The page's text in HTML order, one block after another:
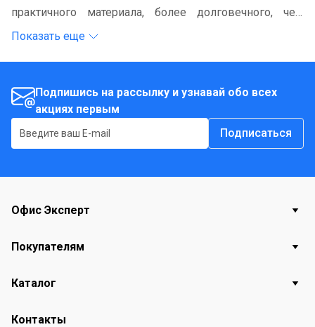
практичного материала, более долговечного, чем
бумага или картон. Надежно крепятся к страницам и
организации рабочих материалов.
Показать еще
Подпишись на рассылку и узнавай обо всех
акциях первым
Подписаться
Офис Эксперт
Покупателям
Каталог
Контакты